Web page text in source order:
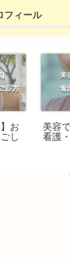
フィール
をつけて！
も楽しもう